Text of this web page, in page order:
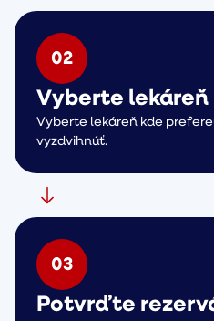
02
Vyberte lekáreň
Vyberte lekáreň kde
vyzdvihnúť.
03
Potvrďte